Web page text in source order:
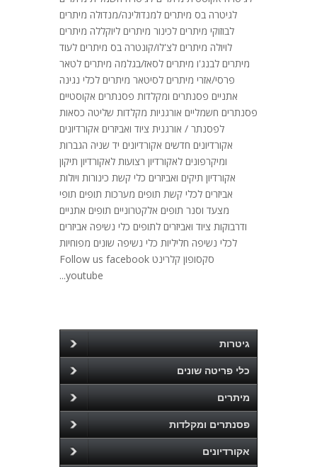
לגיטרה בס מיתרים למנדולינה/מנדולה מיתרים
לבוזוקי מיתרים לכינור מיתרים ליוקללה מיתרים
לויולה מיתרים לצ'לו/קונטרה בס מיתרים לעוד
מיתרים לבנג'ו מיתרים לסאז/בגלמה מיתרים לטאר
פרסי/אזרי מיתרים לסיטאר מיתרים לכלי נגינה
אתניים פסנתרים ומקלדות פסנתרים אקוסטיים
פסנתרים חשמליים אורגניות מקלדות שליטה כסאות
לפסנתר / אורגנית ציוד ואביזרים אקורדיונים
אקורדיונים חדשים אקורדיונים יד שניה הגברות
ומיקרפונים לאקורדיון רצועות לאקורדיון תיקון
אקורדיון תיקים ואביזרים כלי קשת כינורות ויולות
אביזרים לכלי קשת תופים מערכות תופים תופי
מצעד וסנר תופים אלקטרוניים תופים אתניים
ודרבוקות ציוד ואביזרים לתופים כלי נשיפה אביזרים
לכלי נשיפה חליליות כלי נשיפה שונים מפוחיות
סקסופון קלרינט Follow us facebook
youtube...
גיטרות
כלי פריטה שונים
מיתרים
פסנתרים ומקלדות
אקורדיונים